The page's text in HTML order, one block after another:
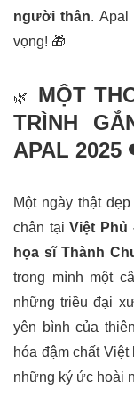
người thân. Apal
vọng! 🎁
🌿
MỘT
TRÌNH
APAL
Một ngày thật
chân tạiViệt Phủ
họa sĩ Thành
trong mình một
những triều đại
yên bình của
hóa đậm chất
những ký ức hoài